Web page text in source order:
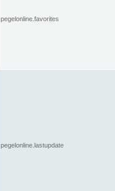
pegelonline.favorites
pegelonline.lastupdate